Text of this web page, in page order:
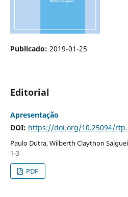
Publicado: 2019-01-25
Editorial
Apresentação
DOI: https://doi.org/10.25094/
Paulo Dutra, Wilberth Claython
1-3
PDF